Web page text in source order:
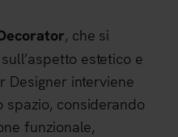
, che si
estetico e
Designer interviene
considerando
funzionale,